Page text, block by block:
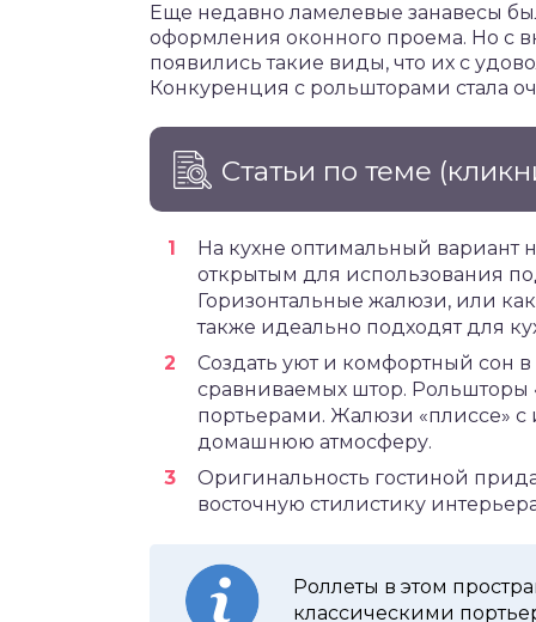
Еще недавно ламелевые занавесы
оформления оконного проема. Но с
появились такие виды, что их с
Конкуренция с рольшторами стала
Статьи по теме
На кухне оптимальный вариант
открытым для использования
Горизонтальные жалюзи, или
также идеально подходят для
Создать уют и комфортный сон
сравниваемых штор. Рольшторы
портьерами. Жалюзи «плиссе»
домашнюю атмосферу.
Оригинальность гостиной
восточную стилистику
Роллеты в этом
классическими